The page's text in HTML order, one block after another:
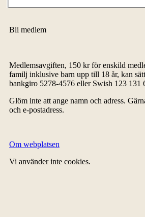
Bli medlem
Medlemsavgiften, 150 kr för enskild
familj inklusive barn upp till 18 år, kan
bankgiro 5278-4576 eller Swish 123 131
Glöm inte att ange namn och adress.
och e-postadress.
Om webplatsen
Vi använder inte cookies.